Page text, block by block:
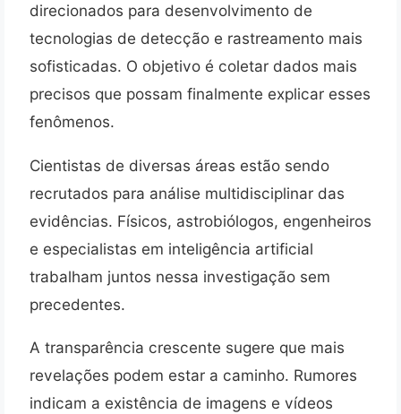
direcionados para desenvolvimento de
tecnologias de detecção e rastreamento mais
sofisticadas. O objetivo é coletar dados mais
precisos que possam finalmente explicar esses
fenômenos.
Cientistas de diversas áreas estão sendo
recrutados para análise multidisciplinar das
evidências. Físicos, astrobiólogos, engenheiros
e especialistas em inteligência artificial
trabalham juntos nessa investigação sem
precedentes.
A transparência crescente sugere que mais
revelações podem estar a caminho. Rumores
indicam a existência de imagens e vídeos